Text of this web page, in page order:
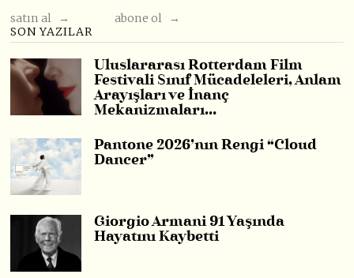
satın al →
abone ol →
SON YAZILAR
Uluslararası Rotterdam Film
Festivali Sınıf Mücadeleleri, Anlam
Arayışları ve İnanç
Mekanizmaları…
Pantone 2026’nın Rengi “Cloud
Dancer”
Giorgio Armani 91 Yaşında
Hayatını Kaybetti